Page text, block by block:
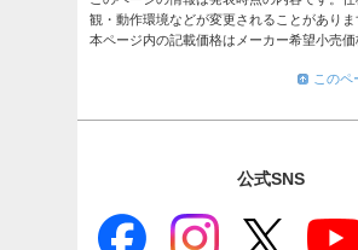
観・動作環境などが変更されることがありま
本ページ内の記載価格はメーカー希望小売価
このペ
公式SNS